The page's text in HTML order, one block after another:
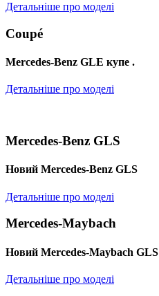
Детальніше про моделі
Coupé
Mercedes-Benz GLE купе .
Детальніше про моделі
Mercedes-Benz GLS
Новий Mercedes-Benz GLS
Детальніше про моделі
Mercedes-Maybach
Новий Mercedes-Maybach GLS
Детальніше про моделі